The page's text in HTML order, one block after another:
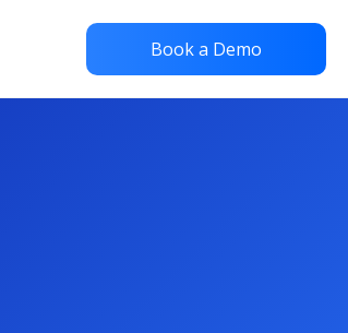
Book a Demo